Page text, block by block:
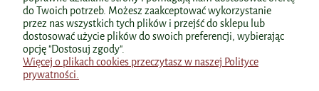
Polecane kategorie
do Twoich potrzeb. Możesz zaakceptować wykorzystanie
przez nas wszystkich tych plików i przejść do sklepu lub
dostosować użycie plików do swoich preferencji, wybierając
opcję "Dostosuj zgody".
Więcej o plikach cookies przeczytasz w naszej Polityce
prywatności.